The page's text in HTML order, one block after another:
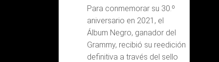
Para conmemorar su 30.º
aniversario en 2021, el
Álbum Negro, ganador del
Grammy, recibió su reedición
definitiva a través del sello